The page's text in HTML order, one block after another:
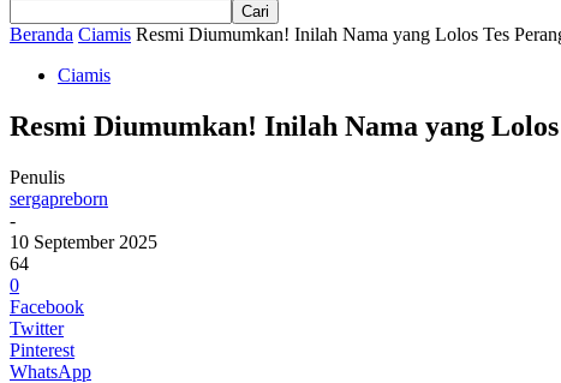
Beranda Ciamis Resmi Diumumkan! Inilah Nama yang Lolos Tes
Ciamis
Resmi Diumumkan! Inilah Nama yang
Penulis
sergapreborn
-
10 September 2025
64
0
Facebook
Twitter
Pinterest
WhatsApp